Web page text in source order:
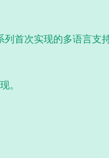
首次实现的多语言支持
。